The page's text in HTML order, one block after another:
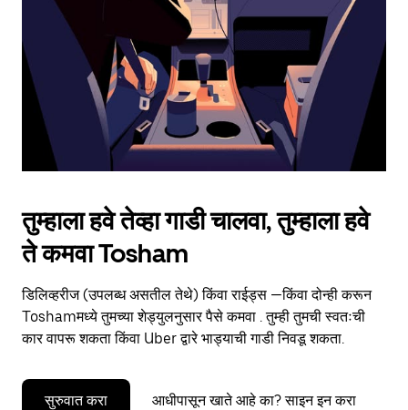
the
calendar.
तुम्हाला हवे तेव्हा गाडी चालवा, तुम्हाला हवे
ते कमवा Tosham
डिलिव्हरीज (उपलब्ध असतील तेथे) किंवा राईड्स —किंवा दोन्ही करून
Toshamमध्ये तुमच्या शेड्युलनुसार पैसे कमवा . तुम्ही तुमची स्वतःची
कार वापरू शकता किंवा Uber द्वारे भाड्याची गाडी निवडू शकता.
सुरुवात करा आधीपासून खाते आहे का? साइन इन करा